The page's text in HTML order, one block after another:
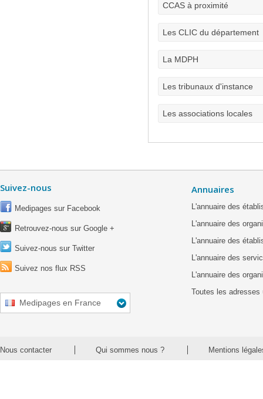
CCAS à proximité
Les CLIC du département
La MDPH
Les tribunaux d'instance
Les associations locales
Suivez-nous
Medipages sur Facebook
Retrouvez-nous sur Google +
Suivez-nous sur Twitter
Suivez nos flux RSS
Medipages en France
Annuaires
L'annuaire des
L'annuaire des
L'annuaire des
L'annuaire des
L'annuaire des
Toutes les adresses
Nous contacter Qui sommes nous ? Mentions